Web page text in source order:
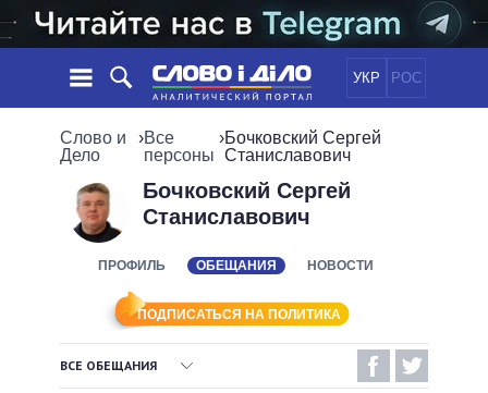
УКР РОС
НОВОСТИ
ЛЕНТА
СОБЫТИЯ
ОБЗОРЫ
ДАЙДЖЕСТЫ
ПОЛИТИКА
ЭКОНОМИКА
ОБЕЩАНИЯ
ПРЕЗИДЕНТ И ОФИС
ВЕРХОВНАЯ РАДА
КАБИНЕТ МИНИСТРОВ
ИНФОГРАФИКА
ВИДЕО
Слово и
Дело
›Все
персоны
›Бочковский Сергей
Станиславович
Бочковский Сергей
Станиславович
ПРОФИЛЬ ОБЕЩАНИЯ НОВОСТИ
ПОДПИСАТЬСЯ НА ПОЛИТИКА
ВСЕ ОБЕЩАНИЯ